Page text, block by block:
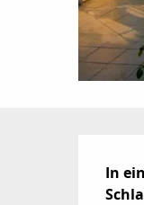
In